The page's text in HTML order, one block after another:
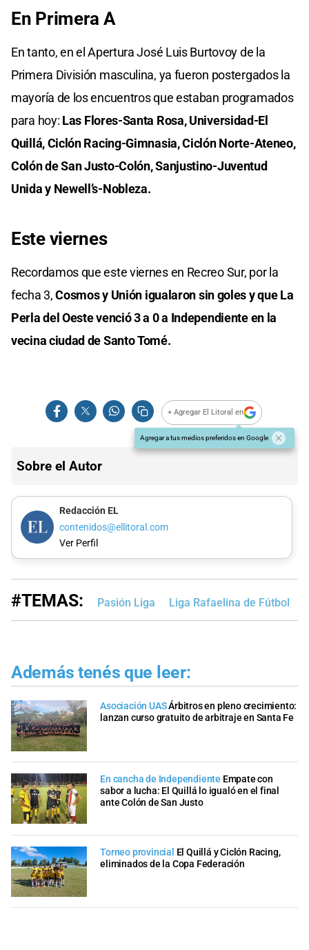
En Primera A
En tanto, en el Apertura José Luis Burtovoy de la
Primera División masculina, ya fueron postergados la
mayoría de los encuentros que estaban programados
para hoy: Las Flores-Santa Rosa, Universidad-El
Quillá, Ciclón Racing-Gimnasia, Ciclón Norte-Ateneo,
Colón de San Justo-Colón, Sanjustino-Juventud
Unida y Newell’s-Nobleza.
Este viernes
Recordamos que este viernes en Recreo Sur, por la
fecha 3,Cosmos y Unión igualaron sin goles y que La
Perla del Oeste venció 3 a 0 a Independiente en la
vecina ciudad de Santo Tomé.
+ Agregar El Litoral en
Agregar a tus medios preferidos en Google
Sobre el Autor
Redacción EL
contenidos@ellitoral.com
Ver Perfil
#TEMAS: Pasión Liga Liga Rafaelina de Fútbol
Además tenés que leer:
Asociación UASÁrbitros en pleno crecimiento:
lanzan curso gratuito de arbitraje en Santa Fe
En cancha de Independiente Empate con
sabor a lucha: El Quillá lo igualó en el final
ante Colón de San Justo
Torneo provincial El Quillá y Ciclón Racing,
eliminados de la Copa Federación